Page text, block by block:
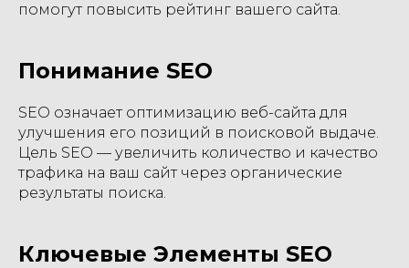
помогут повысить рейтинг вашего сайта.
Понимание SEO
SEO означает оптимизацию веб-сайта для
улучшения его позиций в поисковой выдаче.
Цель SEO — увеличить количество и качество
трафика на ваш сайт через органические
результаты поиска.
Ключевые Элементы SEO